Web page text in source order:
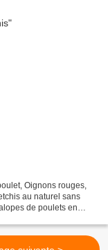
Oignons rouges,
au naturel sans
de poulets en